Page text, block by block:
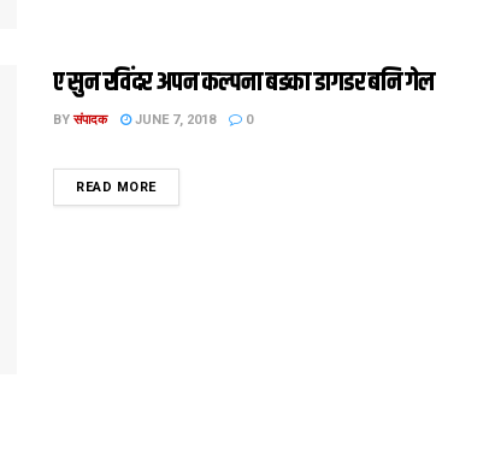
ए सुन रविंदर अपन कल्पना बडका डागडर बनि गेल
BY संपादक JUNE 7, 2018 0
READ MOREDETAILS